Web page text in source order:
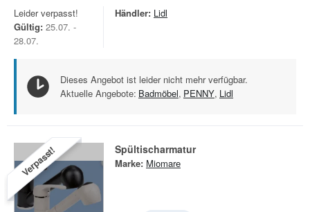
Leider verpasst!
Gültig: 25.07. -
28.07.
Händler: Lidl
Dieses Angebot ist leider nicht mehr verfügbar.
Aktuelle Angebote: Badmöbel, PENNY, Lidl
Verpasst! Spültischarmatur
Marke: Miomare